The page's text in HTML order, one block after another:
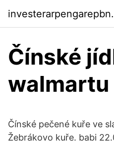
Čínské
walmartu
Čínské pečené kuře ve
Žebrákovo kuře. babi